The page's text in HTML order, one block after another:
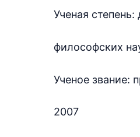
Ученая степень:
философских
Ученое звание:
2007